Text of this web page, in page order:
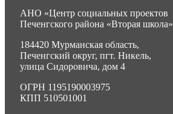
АНО «Центр социальных проектов
Печенгского района «Вторая школа»
184420 Мурманская область,
Печенгский округ, пгт. Никель,
улица Сидоровича, дом 4
ОГРН 1195190003975
КПП 510501001